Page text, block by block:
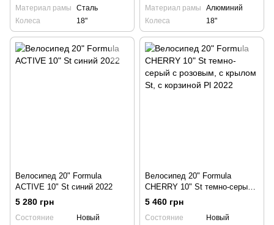
Материал рамы
Сталь
Колеса
18"
Материал рамы
Алюминий
Колеса
18"
Велосипед 20" Formula
ACTIVE 10" St синий 2022
5 280 грн
Состояние
Новый
Велосипед 20" Formula
CHERRY 10" St темно-серый с
розовым, с крылом St, с
корзиной Pl 2022
5 460 грн
Состояние
Новый